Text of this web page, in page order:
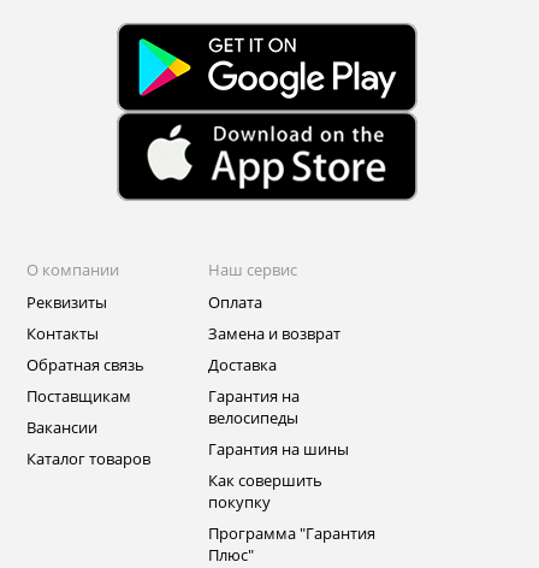
О компании
Реквизиты
Контакты
Обратная связь
Поставщикам
Вакансии
Каталог товаров
Наш сервис
Оплата
Замена и возврат
Доставка
Гарантия на
велосипеды
Гарантия на шины
Как совершить
покупку
Программа "Гарантия
Плюс"